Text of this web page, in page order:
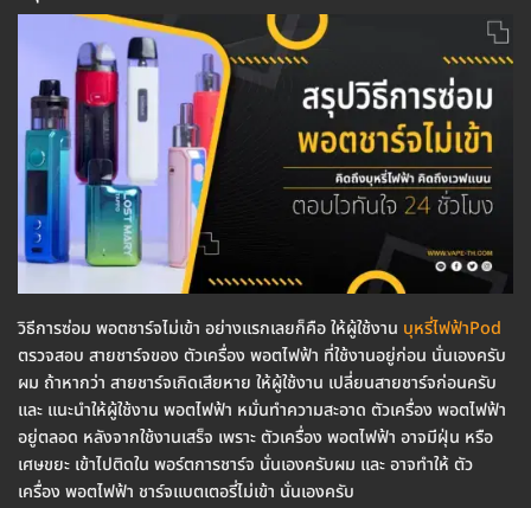
วิธีการซ่อม พอตชาร์จไม่เข้า อย่างแรกเลยก็คือ ให้ผู้ใช้งาน บุหรี่ไฟฟ้าPod
ตรวจสอบ สายชาร์จของ ตัวเครื่อง พอตไฟฟ้า ที่ใช้งานอยู่ก่อน นั่นเองครับ
ผม ถ้าหากว่า สายชาร์จเกิดเสียหาย ให้ผู้ใช้งาน เปลี่ยนสายชาร์จก่อนครับ
และ แนะนำให้ผู้ใช้งาน พอตไฟฟ้า หมั่นทำความสะอาด ตัวเครื่อง พอตไฟฟ้า
อยู่ตลอด หลังจากใช้งานเสร็จ เพราะ ตัวเครื่อง พอตไฟฟ้า อาจมีฝุ่น หรือ
เศษขยะ เข้าไปติดใน พอร์ตการชาร์จ นั่นเองครับผม และ อาจทำให้ ตัว
เครื่อง พอตไฟฟ้า ชาร์จแบตเตอรี่ไม่เข้า นั่นเองครับ